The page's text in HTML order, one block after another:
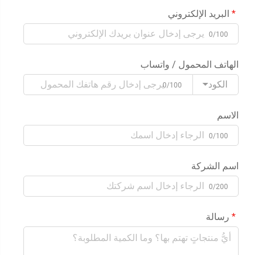
البريد الإلكتروني
0/100
الهاتف المحمول / واتساب
الكود
0/100
الاسم
0/100
اسم الشركة
0/200
رسالة